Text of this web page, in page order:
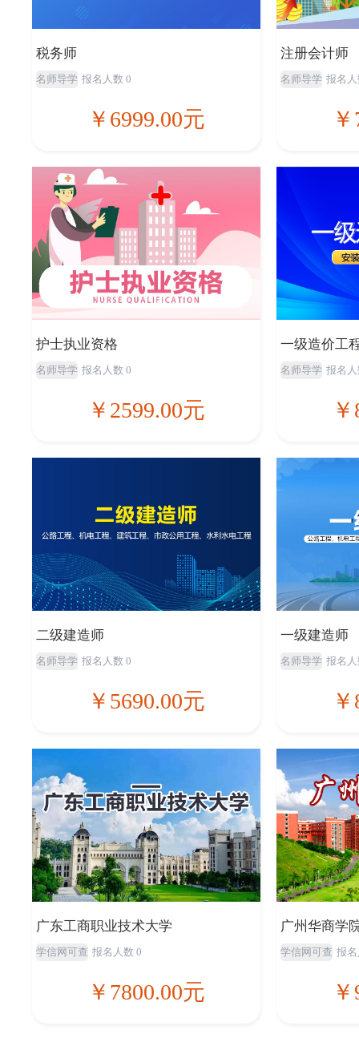
税务师
名师导学 报名人数 0
￥6999.00元
注册会计师
名师导学 报名
护士执业资格
名师导学 报名人数 0
￥2599.00元
一级造价工
名师导学 报名
二级建造师
名师导学 报名人数 0
￥5690.00元
一级建造师
名师导学 报名
广东工商职业技术大学
学信网可查 报名人数 0
￥7800.00元
广州华商学
学信网可查 报